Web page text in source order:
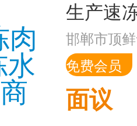
邯郸市顶
免费会员
面议